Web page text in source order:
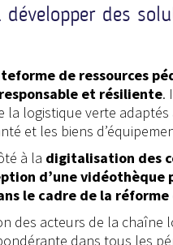
développer des
de ressources
et résiliente.
la logistique verte
et les biens
à la digitalisation des
d’une
le cadre de la réforme
des acteurs de la chaîne
dans tous les